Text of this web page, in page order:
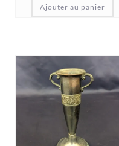
Ajouter au panier